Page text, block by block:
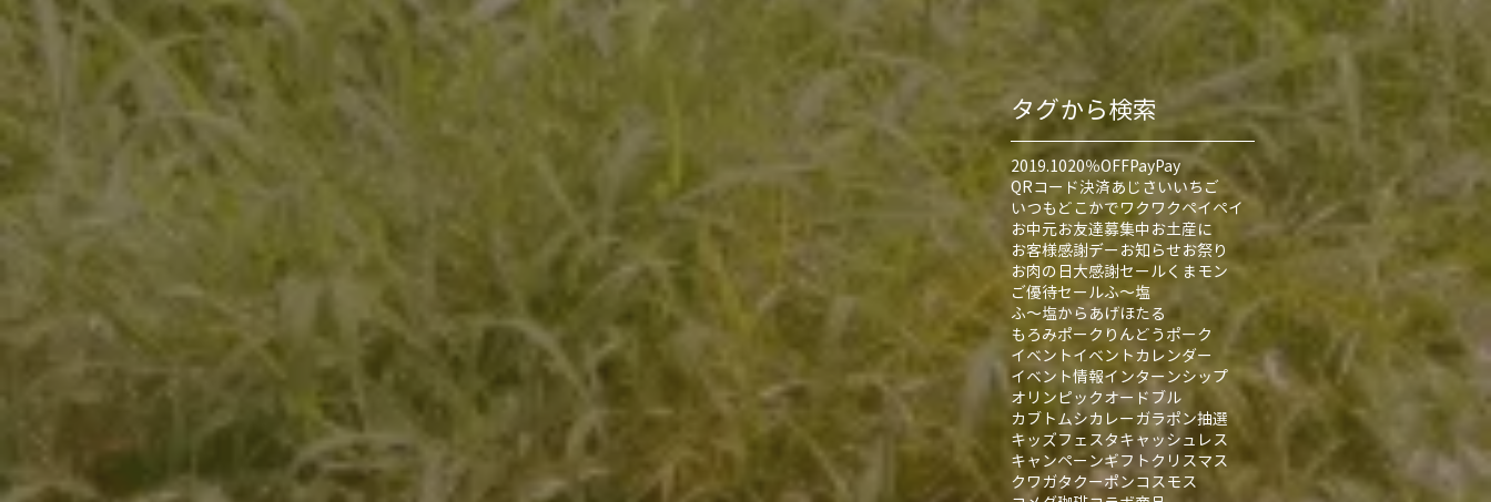
タグから検索
2019.1020％OFFPayPay
QRコード決済あじさいいちご
いつもどこかでワクワクペイペイ
お中元お友達募集中 お土産に
お客様感謝デー お知らせお祭り
お肉の日大感謝セールくまモン
ご優待セールふ～塩
ふ～塩からあげほたる
もろみポーク りんどうポーク
イベントイベントカレンダー
イベント情報インターンシップ
オリンピックオードブル
カブトムシカレーガラポン抽選
キッズフェスタキャッシュレス
キャンペーンギフトクリスマス
クワガタクーポンコスモス